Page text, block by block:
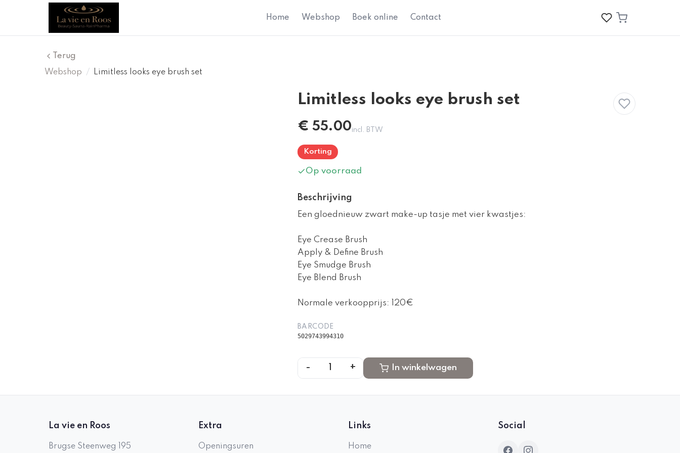
Home Webshop Boek online Contact
Terug
Webshop
/ Limitless looks eye brush set
Limitless looks eye brush set
€ 55.00incl. BTW
Korting
Op voorraad
Beschrijving
Een gloednieuw zwart make-up tasje met vier kwastjes:
Eye Crease Brush
Apply & Define Brush
Eye Smudge Brush
Eye Blend Brush
Normale verkoopprijs: 120€
BARCODE
5029743994310
- + In winkelwagen
La vie en Roos
Brugse Steenweg 195
Extra
Openingsuren
Links
Home
Social